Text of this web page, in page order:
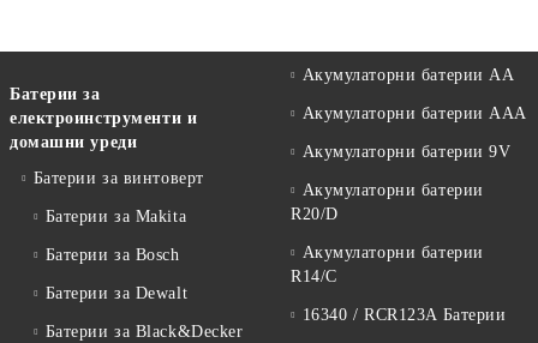
Батерии за
електроинструменти и
домашни уреди
Батерии за винтоверт
Батерии за Makita
Батерии за Bosch
Батерии за Dewalt
Батерии за Black&Decker
Акумулаторни батерии АА
Акумулаторни батерии AAA
Акумулаторни батерии 9V
Акумулаторни батерии
R20/D
Акумулаторни батерии
R14/C
16340 / RCR123A Батерии